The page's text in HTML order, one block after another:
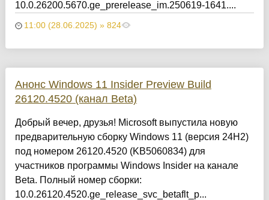
10.0.26200.5670.ge_prerelease_im.250619-1641....
11:00 (28.06.2025) » 824
Анонс Windows 11 Insider Preview Build
26120.4520 (канал Beta)
Добрый вечер, друзья! Microsoft выпустила новую
предварительную сборку Windows 11 (версия 24H2)
под номером 26120.4520 (KB5060834) для
участников программы Windows Insider на канале
Beta. Полный номер сборки:
10.0.26120.4520.ge_release_svc_betaflt_p...